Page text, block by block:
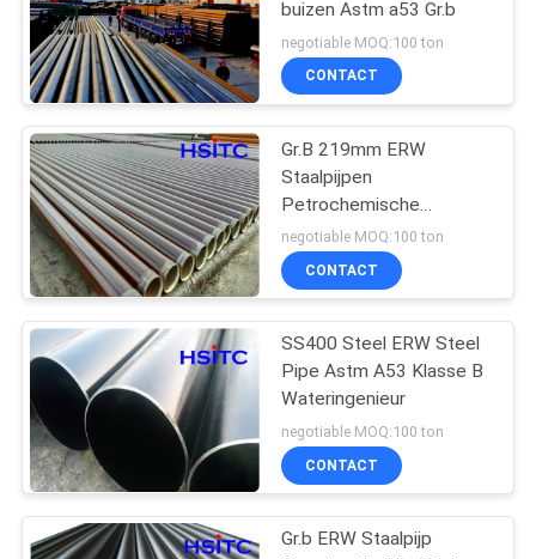
Flangen van
koolstofstaal
RHS-staalbuis
buizen Astm a53 Gr.b
negotiable MOQ:100 ton
CONTACT
Gr.B 219mm ERW
Staalpijpen
Petrochemische
industrie
negotiable MOQ:100 ton
CONTACT
SS400 Steel ERW Steel
Pipe Astm A53 Klasse B
Wateringenieur
negotiable MOQ:100 ton
CONTACT
Gr.b ERW Staalpijp